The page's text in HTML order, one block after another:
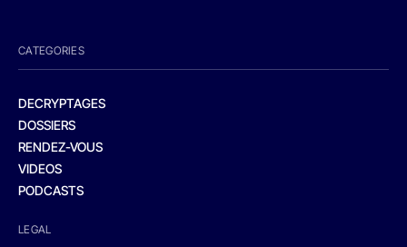
CATEGORIES
DECRYPTAGES
DOSSIERS
RENDEZ-VOUS
VIDEOS
PODCASTS
LEGAL